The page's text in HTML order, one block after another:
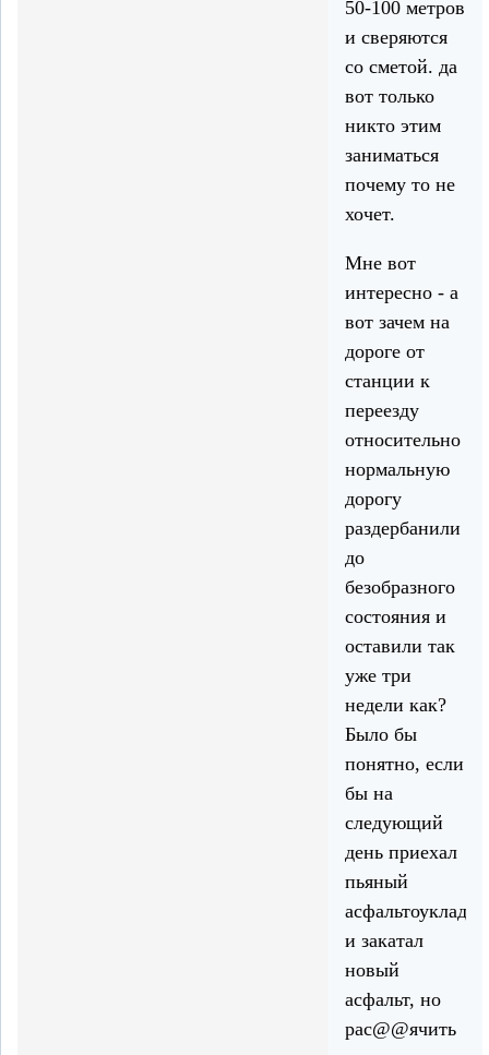
50-100 метров
и сверяются
со сметой. да
вот только
никто этим
заниматься
почему то не
хочет.
Мне вот
интересно - а
вот зачем на
дороге от
станции к
переезду
относительно
нормальную
дорогу
раздербанили
до
безобразного
состояния и
оставили так
уже три
недели как?
Было бы
понятно, если
бы на
следующий
день приехал
пьяный
и закатал
новый
асфальт, но
рас@@ячить